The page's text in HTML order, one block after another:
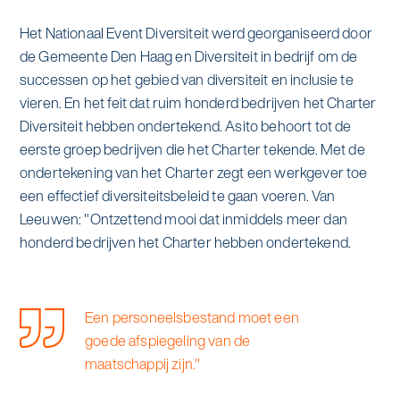
Werken bij Asito
Zoeken
Offerte aanvragen
Het Nationaal Event Diversiteit werd georganiseerd door
de Gemeente Den Haag en Diversiteit in bedrijf om de
successen op het gebied van diversiteit en inclusie te
vieren. En het feit dat ruim honderd bedrijven het Charter
Diversiteit hebben ondertekend. Asito behoort tot de
eerste groep bedrijven die het Charter tekende. Met de
ondertekening van het Charter zegt een werkgever toe
een effectief diversiteitsbeleid te gaan voeren. Van
Leeuwen: "Ontzettend mooi dat inmiddels meer dan
honderd bedrijven het Charter hebben ondertekend.
Een personeelsbestand moet een
goede afspiegeling van de
maatschappij zijn."